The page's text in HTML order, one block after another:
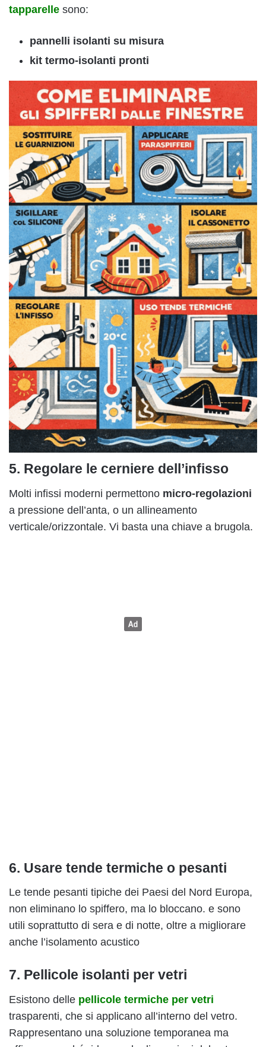
tapparelle sono:
pannelli isolanti su misura
kit termo-isolanti pronti
5. Regolare le cerniere dell’infisso
Molti infissi moderni permettono micro-regolazioni
a pressione dell’anta, o un allineamento
verticale/orizzontale. Vi basta una chiave a brugola.
6. Usare tende termiche o pesanti
Le tende pesanti tipiche dei Paesi del Nord Europa,
non eliminano lo spiffero, ma lo bloccano. e sono
utili soprattutto di sera e di notte, oltre a migliorare
anche l’isolamento acustico
7. Pellicole isolanti per vetri
Esistono delle pellicole termiche per vetri
trasparenti, che si applicano all’interno del vetro.
Rappresentano una soluzione temporanea ma